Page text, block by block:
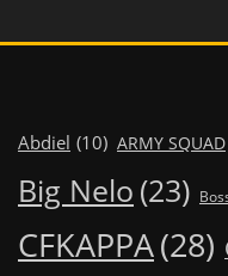
Abdiel (10) ARMY SQUAD
Big Nelo (23)
CFKAPPA(28)